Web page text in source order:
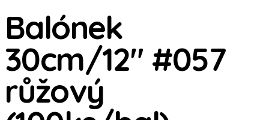
Balónek
30cm/12″ #057
růžový